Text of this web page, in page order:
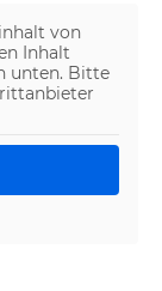
von
Inhalt
unten. Bitte